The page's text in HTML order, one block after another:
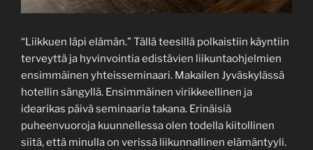
“Liikkuen läpi elämän.” Tällä teesillä polkaistiin käyntiin
terveyttä ja hyvinvointia edistävien liikuntaohjelmien
ensimmäinen yhteisseminaari. Makailen Jyväskylässä
hotellin sängyllä. Ensimmäinen virikkeellinen ja
idearikas päivä seminaaria takana. Erinäisiä
puheenvuoroja kuunnellessa olen todella kiitollinen
siitä, että minulla on verissä liikunnallinen elämäntyyli.